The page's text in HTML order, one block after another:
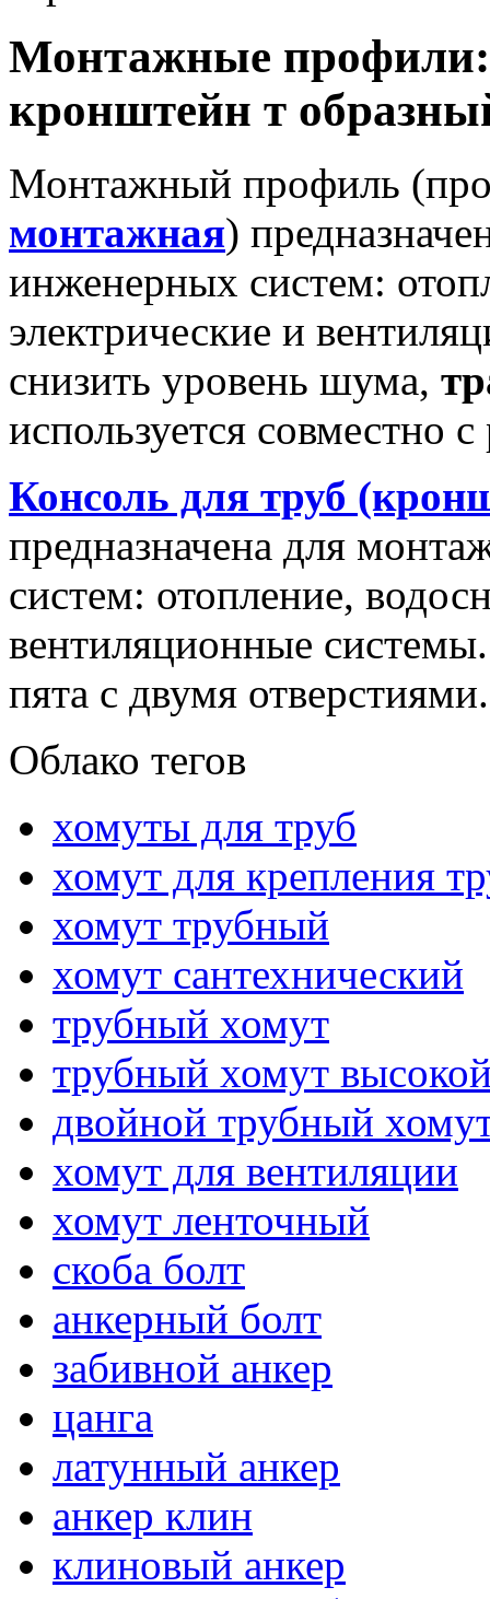
Монтажные профили:
кронштейн т
Монтажный профиль
монтажная)
инженерных систем:
электрические и
снизить уровень шума,
используется совместно
Консоль для труб
предназначена для
систем: отопление,
вентиляционные
пята с двумя отверстиями.
Облако тегов
хомуты для труб
хомут для крепления
хомут трубный
хомут сантехнический
трубный хомут
трубный хомут
двойной трубный
хомут для вентиляции
хомут ленточный
скоба болт
анкерный болт
забивной анкер
цанга
латунный анкер
анкер клин
клиновый анкер